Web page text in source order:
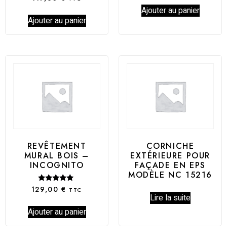
4.00
Ajouter au panier
Ajouter au panier
REVÊTEMENT
MURAL BOIS –
INCOGNITO
Note
5.00
129,00€ TTC
Ajouter au panier
CORNICHE
EXTÉRIEURE POUR
FAÇADE EN EPS
MODÈLE NC 15216
Lire la suite